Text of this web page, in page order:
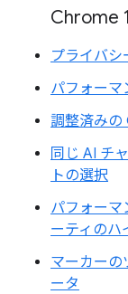
Chrome
プライバシ
パフォーマ
調整済みの
同じ AI チ
トの選択
パフォーマ
ーティのハ
マーカーの
ータ